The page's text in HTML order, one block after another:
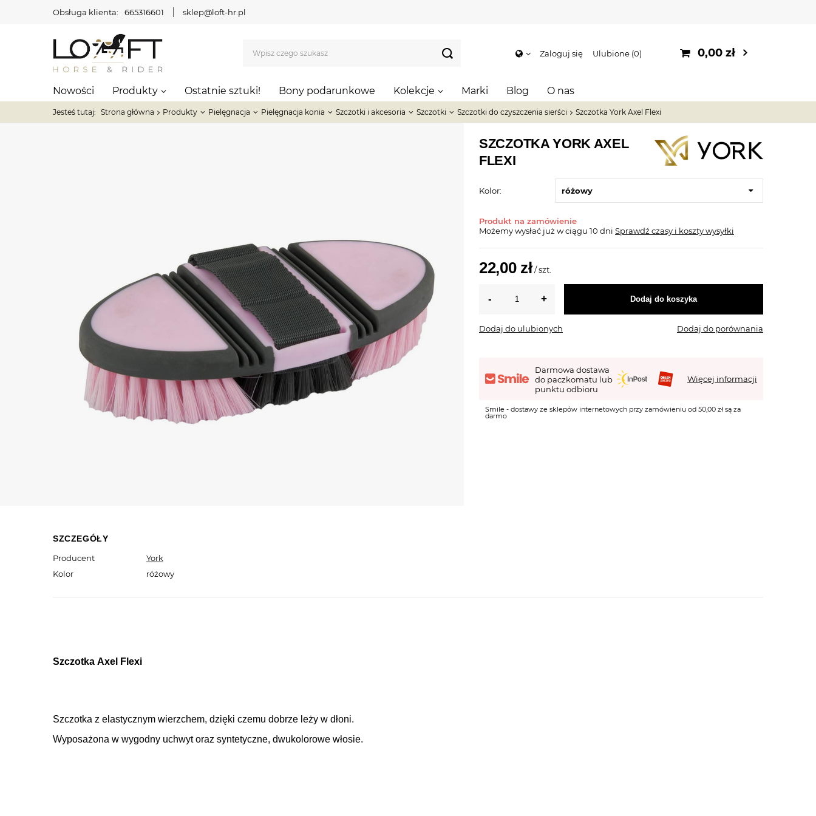
Obsługa klienta: 665316601 sklep@loft-hr.pl
Zaloguj się Ulubione 0 0,00 zł
Nowości Produkty Ostatnie sztuki! Bony podarunkowe Kolekcje Marki Blog O nas
Jesteś tutaj: Strona główna Produkty Pielęgnacja Pielęgnacja konia Szczotki i akcesoria Szczotki Szczotki do czyszczenia sierści Szczotka York Axel Flexi
SZCZOTKA YORK AXEL
FLEXI
Kolor: różowy
Produkt na zamówienie
Możemy wysłać już w ciągu 10 dni Sprawdź czasy i koszty wysyłki
22,00 zł /szt.
Dodaj do koszyka
Dodaj do ulubionych Dodaj do porównania
Darmowa dostawa
do paczkomatu lub
punktu odbioru
Więcej informacji
Smile - dostawy ze sklepów internetowych przy zamówieniu od 50,00 zł są za
darmo
SZCZEGÓŁY
Producent
York
Kolor
różowy
Szczotka Axel Flexi
Szczotka z elastycznym wierzchem, dzięki czemu dobrze leży w dłoni.
Wyposażona w wygodny uchwyt oraz syntetyczne, dwukolorowe włosie.